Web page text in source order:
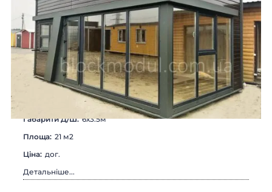
Габарити Д/Ш: 6х3.5м
Площа: 21 м2
Цiна: дог.
Детальніше...